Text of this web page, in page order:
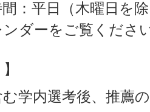
間：平日（木曜日を
ンダーをご覧くださ
内選考後、推薦の